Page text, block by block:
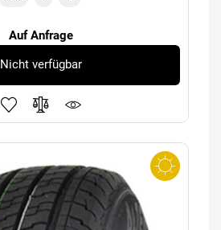
Auf Anfrage
Nicht verfügbar